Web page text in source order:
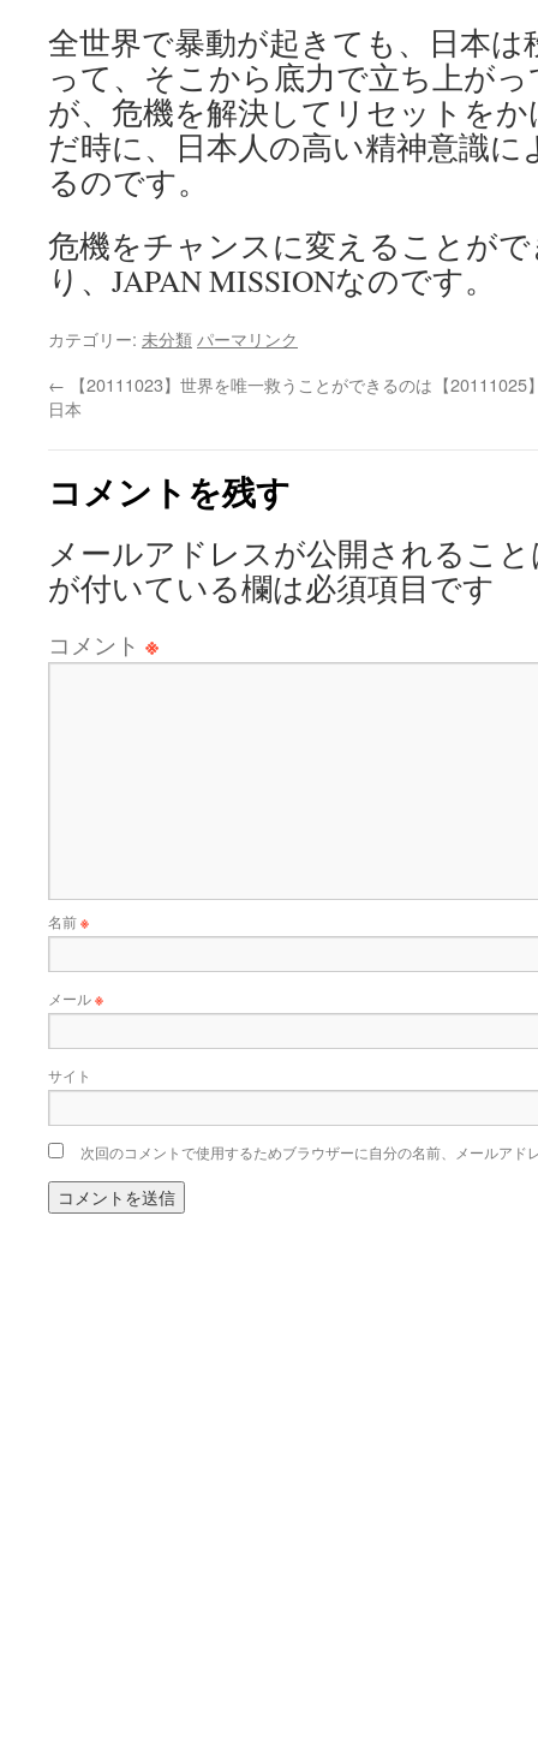
全世界で暴動が起きても、日本
って、そこから底力で立ち上が
が、危機を解決してリセットを
だ時に、日本人の高い精神意識
るのです。
危機をチャンスに変えることが
り、JAPAN MISSIONなのです。
カテゴリー: 未分類 パーマリンク
← 【20111023】世界を唯一救うことができるのは
日本
【
コメントを残す
メールアドレスが公開されるこ
が付いている欄は必須項目です
コメント ※
名前※
メール※
サイト
次回のコメントで使用するためブラウザーに自分の名前、メールアド